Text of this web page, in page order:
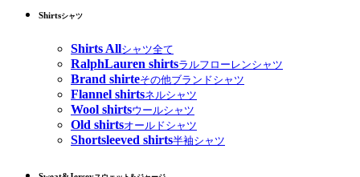
Shirtsシャツ
Shirts Allシャツ全て
RalphLauren shirtsラルフローレンシャツ
Brand shirteその他ブランドシャツ
Flannel shirtsネルシャツ
Wool shirtsウールシャツ
Old shirtsオールドシャツ
Shortsleeved shirts半袖シャツ